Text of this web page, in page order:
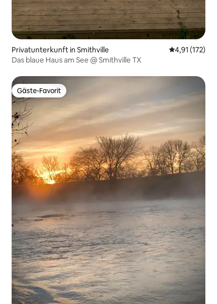
Privatunterkunft in Smithville
4,91 (172)
Das blaue Haus am See @ Smithville TX
Gäste-Favorit
Gäste-Favorit